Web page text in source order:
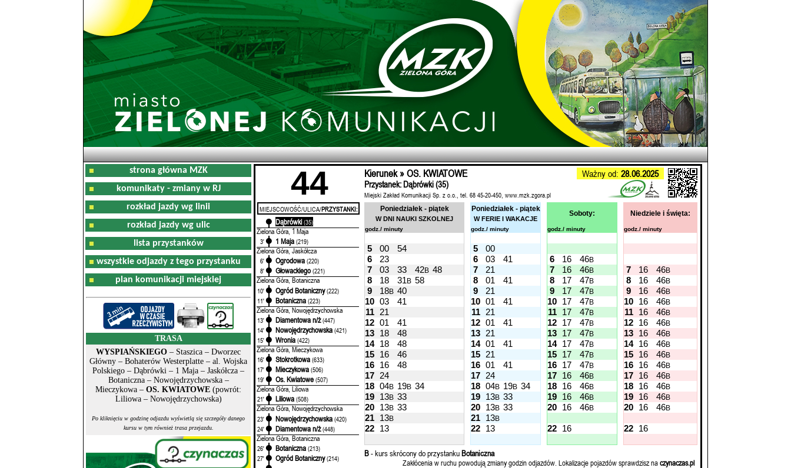
strona główna MZK
komunikaty - zmiany w RJ
rozkład jazdy wg linii
rozkład jazdy wg ulic
lista przystanków
wszystkie odjazdy z tego przystanku
plan komunikacji miejskiej
TRASA
WYSPIAŃSKIEGO – Staszica – Dworzec
Główny – Bohaterów Westerplatte – al. Wojska
Polskiego – Dąbrówki – 1 Maja – Jaskółcza –
Botaniczna – Nowojędrzychowska –
Mieczykowa – OS. KWIATOWE (powrót:
Liliowa – Nowojędrzychowska)
Po kliknięciu w godzinę odjazdu wyświetlą się szczegóły danego
kursu w tym również trasa przejazdu.
44 Kierunek » OS. KWIATOWE Ważny od: 28.06.2025
Przystanek: Dąbrówki (35)
Miejski Zakład Komunikacji Sp. z o.o., tel. 68 45-20-450, www.mzk.zgora.pl
MIEJSCOWOŚĆ/ULICA/PRZYSTANKI:
Dąbrówki (35)
Zielona Góra, 1 Maja
3' 1 Maja (219)
Zielona Góra, Jaskółcza
6' Ogrodowa (220)
8'
Głowackiego (221)
Zielona Góra, Botaniczna
10' Ogród Botaniczny (222)
11'
Botaniczna (223)
Zielona Góra, Nowojędrzychowska
13' Diamentowa n/ż (447)
14'
Nowojędrzychowska (421)
15'
Wronia (422)
Zielona Góra, Mieczykowa
16' Stokrotkowa (633)
17'
Mieczykowa (506)
19'
Os. Kwiatowe (507)
Zielona Góra, Liliowa
21' Liliowa (508)
Zielona Góra, Nowojędrzychowska
23' Nowojędrzychowska (420)
24'
Diamentowa n/ż (448)
Zielona Góra, Botaniczna
26' Botaniczna (213)
27'
Ogród Botaniczny (214)
Poniedziałek - piątek
W DNI NAUKI SZKOLNEJ
Poniedziałek - piątek
W FERIE I WAKACJE
Soboty: Niedziele i święta:
godz./ minuty godz./ minuty godz./ minuty godz./ minuty
5 00 54 5
00
6
23 6 03 41 6 16 46B
7 03 33 42B 48 7 21 7 16 46B 7 16 46B
8 18 31 B 58 8 01 41 8 17 47B 8 16 46B
9 18B 40 9 21 9 17 47B 9 16 46B
10 03 41 10 01 41 10 17 47B 10 16 46B
11 21 11 21 11 17 47B 11 16 46B
12 01 41 12 01 41 12 17 47B 12 16 46B
13 18 48 13 21 13 17 47B 13 16 46B
14 18 48 14 01 41 14 17 47B 14 16 46B
15 16 46 15 21 15 17 47B 15 16 46B
16 16 48 16 01 41 16 17 47B 16 16 46B
17 24 17 24 17 16 46B 17 16 46B
18 04B 19B 34 18 04B 19B 34 18 16 46B 18 16 46B
19 13B 33 19 13B 33 19 16 46B 19 16 46B
20 13B 33 20 13B 33 20 16 46B 20 16 46B
21 13B 21 13B
22 13 22 13 22 16 22 16
B- kurs skrócony do przystankuBotaniczna
Zakłócenia w ruchu powodują zmiany godzin odjazdów. Lokalizacje pojazdów sprawdzisz naczynaczas.pl